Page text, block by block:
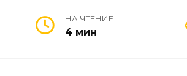
НА ЧТЕНИЕ
4 мин